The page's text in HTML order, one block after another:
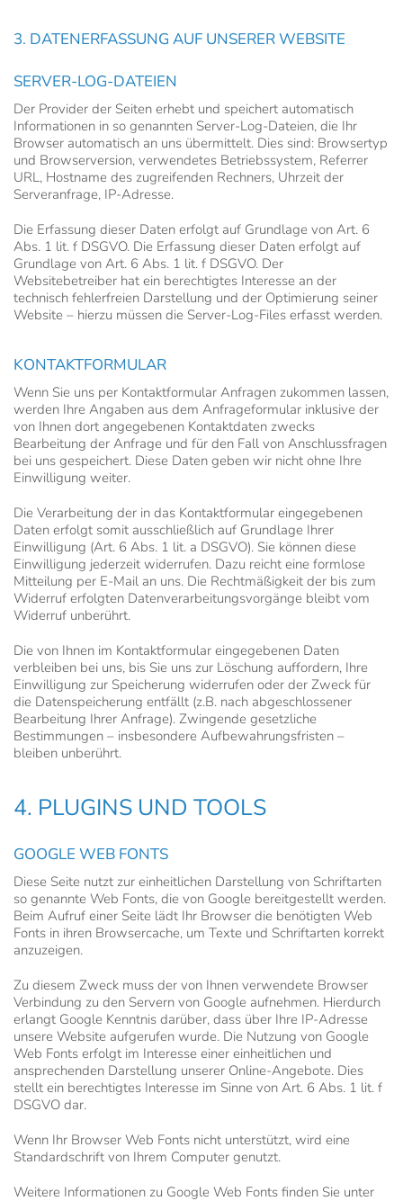
3. DATENERFASSUNG AUF UNSERER WEBSITE
SERVER-LOG-DATEIEN
Der Provider der Seiten erhebt und speichert automatisch
Informationen in so genannten Server-Log-Dateien, die Ihr
Browser automatisch an uns übermittelt. Dies sind: Browsertyp
und Browserversion, verwendetes Betriebssystem, Referrer
URL, Hostname des zugreifenden Rechners, Uhrzeit der
Serveranfrage, IP-Adresse.
Die Erfassung dieser Daten erfolgt auf Grundlage von Art. 6
Abs. 1 lit. f DSGVO. Die Erfassung dieser Daten erfolgt auf
Grundlage von Art. 6 Abs. 1 lit. f DSGVO. Der
Websitebetreiber hat ein berechtigtes Interesse an der
technisch fehlerfreien Darstellung und der Optimierung seiner
Website – hierzu müssen die Server-Log-Files erfasst werden.
KONTAKTFORMULAR
Wenn Sie uns per Kontaktformular Anfragen zukommen lassen,
werden Ihre Angaben aus dem Anfrageformular inklusive der
von Ihnen dort angegebenen Kontaktdaten zwecks
Bearbeitung der Anfrage und für den Fall von Anschlussfragen
bei uns gespeichert. Diese Daten geben wir nicht ohne Ihre
Einwilligung weiter.
Die Verarbeitung der in das Kontaktformular eingegebenen
Daten erfolgt somit ausschließlich auf Grundlage Ihrer
Einwilligung (Art. 6 Abs. 1 lit. a DSGVO). Sie können diese
Einwilligung jederzeit widerrufen. Dazu reicht eine formlose
Mitteilung per E-Mail an uns. Die Rechtmäßigkeit der bis zum
Widerruf erfolgten Datenverarbeitungsvorgänge bleibt vom
Widerruf unberührt.
Die von Ihnen im Kontaktformular eingegebenen Daten
verbleiben bei uns, bis Sie uns zur Löschung auffordern, Ihre
Einwilligung zur Speicherung widerrufen oder der Zweck für
die Datenspeicherung entfällt (z.B. nach abgeschlossener
Bearbeitung Ihrer Anfrage). Zwingende gesetzliche
Bestimmungen – insbesondere Aufbewahrungsfristen –
bleiben unberührt.
4. PLUGINS UND TOOLS
GOOGLE WEB FONTS
Diese Seite nutzt zur einheitlichen Darstellung von Schriftarten
so genannte Web Fonts, die von Google bereitgestellt werden.
Beim Aufruf einer Seite lädt Ihr Browser die benötigten Web
Fonts in ihren Browsercache, um Texte und Schriftarten korrekt
anzuzeigen.
Zu diesem Zweck muss der von Ihnen verwendete Browser
Verbindung zu den Servern von Google aufnehmen. Hierdurch
erlangt Google Kenntnis darüber, dass über Ihre IP-Adresse
unsere Website aufgerufen wurde. Die Nutzung von Google
Web Fonts erfolgt im Interesse einer einheitlichen und
ansprechenden Darstellung unserer Online-Angebote. Dies
stellt ein berechtigtes Interesse im Sinne von Art. 6 Abs. 1 lit. f
DSGVO dar.
Wenn Ihr Browser Web Fonts nicht unterstützt, wird eine
Standardschrift von Ihrem Computer genutzt.
Weitere Informationen zu Google Web Fonts finden Sie unter